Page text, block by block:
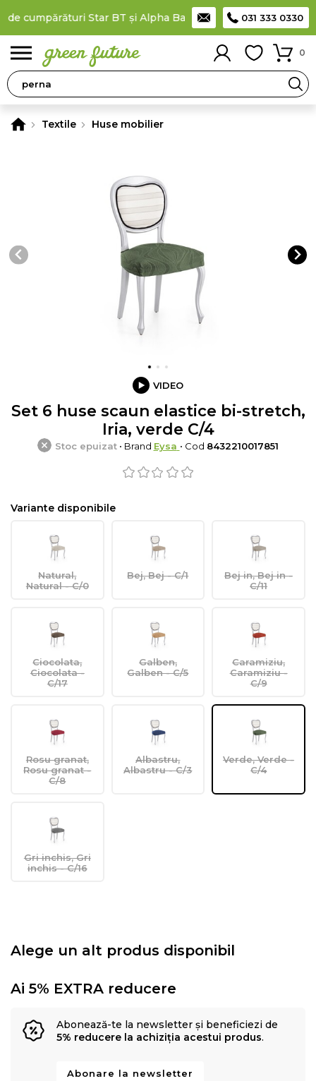
cumpărături Star BT și Alpha Bank Plătești în rateprin
031 333 0330
0
Textile Huse mobilier
VIDEO
Set 6 huse scaun elastice bi-stretch,
Iria, verde C/4
Stoc epuizat• Brand Eysa • Cod 8432210017851
Variante disponibile
Natural,
Natural - C/0
Bej, Bej - C/1
Bej in, Bej in -
C/11
Ciocolata,
Ciocolata -
C/17
Galben,
Galben - C/5
Caramiziu,
Caramiziu -
C/9
Rosu granat,
Rosu granat -
C/8
Albastru,
Albastru - C/3
Verde, Verde -
C/4
Gri inchis, Gri
inchis - C/16
Alege un alt produs disponibil
Ai 5% EXTRA reducere
Abonează-te la newsletter și beneficiezi de
5% reducere la achiziția acestui produs.
Abonare la newsletter